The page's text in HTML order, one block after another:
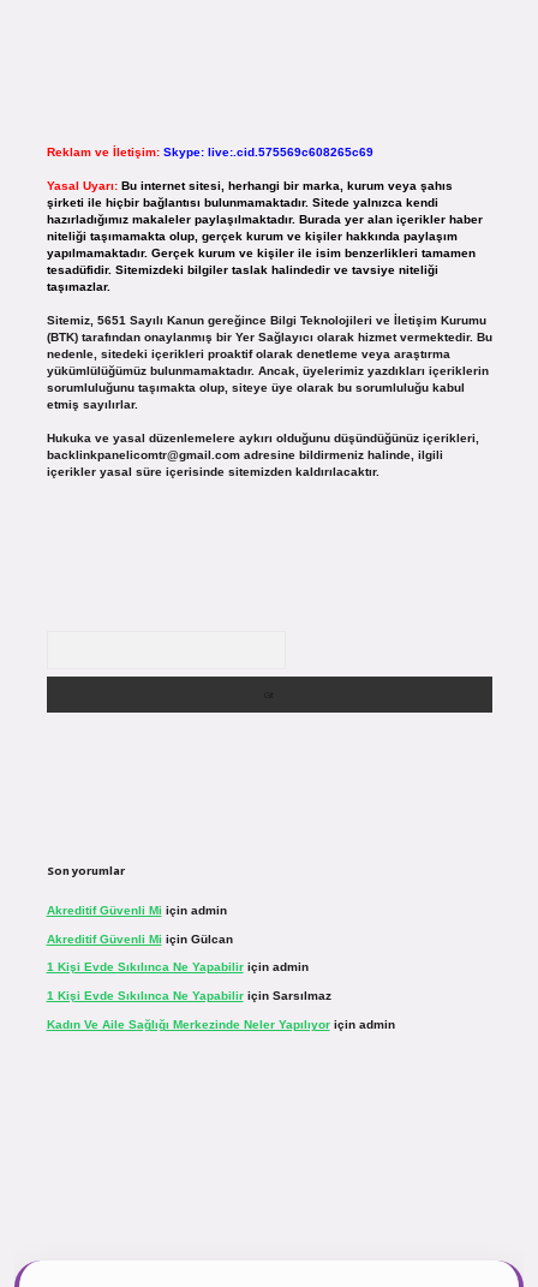
Reklam ve İletişim: Skype: live:.cid.575569c608265c69
Yasal Uyarı: Bu internet sitesi, herhangi bir marka, kurum veya şahıs
şirketi ile hiçbir bağlantısı bulunmamaktadır. Sitede yalnızca kendi
hazırladığımız makaleler paylaşılmaktadır. Burada yer alan içerikler haber
niteliği taşımamakta olup, gerçek kurum ve kişiler hakkında paylaşım
yapılmamaktadır. Gerçek kurum ve kişiler ile isim benzerlikleri tamamen
tesadüfidir. Sitemizdeki bilgiler taslak halindedir ve tavsiye niteliği
taşımazlar.
Sitemiz, 5651 Sayılı Kanun gereğince Bilgi Teknolojileri ve İletişim Kurumu
(BTK) tarafından onaylanmış bir Yer Sağlayıcı olarak hizmet vermektedir. Bu
nedenle, sitedeki içerikleri proaktif olarak denetleme veya araştırma
yükümlülüğümüz bulunmamaktadır. Ancak, üyelerimiz yazdıkları içeriklerin
sorumluluğunu taşımakta olup, siteye üye olarak bu sorumluluğu kabul
etmiş sayılırlar.
Hukuka ve yasal düzenlemelere aykırı olduğunu düşündüğünüz içerikleri,
backlinkpanelicomtr@gmail.comadresine bildirmeniz halinde, ilgili
içerikler yasal süre içerisinde sitemizden kaldırılacaktır.
Son yorumlar
Akreditif Güvenli Mi için admin
Akreditif Güvenli Mi için Gülcan
1 Kişi Evde Sıkılınca Ne Yapabiliriçin admin
1 Kişi Evde Sıkılınca Ne Yapabiliriçin Sarsılmaz
Kadın Ve Aile Sağlığı Merkezinde Neler Yapılıyoriçin admin